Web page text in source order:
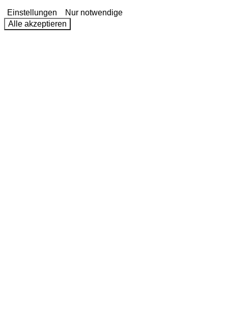
Einstellungen
Nur notwendige
Alle akzeptieren